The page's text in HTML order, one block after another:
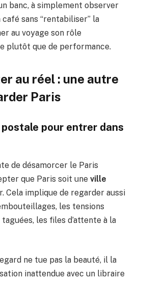
banc, à simplement observer
café sans “rentabiliser” la
au voyage son rôle
plutôt que de performance.
au réel : une autre
Paris
pour entrer dans
de désamorcer le Paris
que Paris soit une ville
Cela implique de regarder aussi
les tensions
les files d’attente à la
ne tue pas la beauté, il la
inattendue avec un libraire